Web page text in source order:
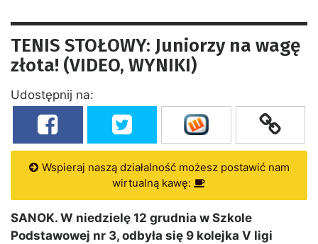
TENIS STOŁOWY: Juniorzy na wagę
złota! (VIDEO, WYNIKI)
Udostępnij na:
Wspieraj naszą działalność możesz postawić nam
wirtualną kawę:
SANOK. W niedzielę 12 grudnia w Szkole
Podstawowej nr 3, odbyła się 9 kolejka V ligi